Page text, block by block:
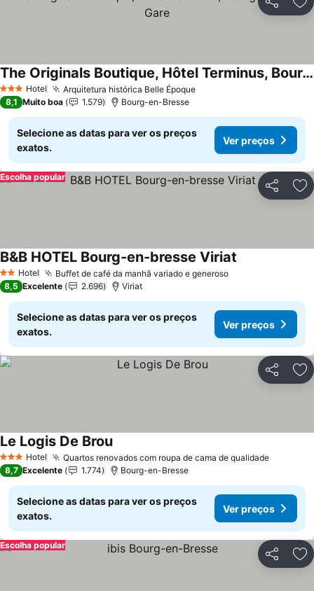
Partilhar
3 EstrelasHotel Arquitetura histórica Belle Époque
The Originals Boutique, Hôtel Terminus, Bourg-en-Bresse Gare
8,1 Muito boa 1.579 Bourg-en-Bresse
Selecione as datas para ver os preços
exatos.
Ver preços
Partilhar
Escolha popular
2 Estrelas
Hotel Buffet de café da manhã variado e generoso
B&B HOTEL Bourg-en-bresse Viriat
8,5 Excelente 2.696 Viriat
Selecione as datas para ver os preços
exatos.
Ver preços
Partilhar
3 EstrelasHotel Quartos renovados com roupa de cama de qualidade
Le Logis De Brou
8,7 Excelente 1.774 Bourg-en-Bresse
Selecione as datas para ver os preços
exatos.
Ver preços
Partilhar
Escolha popular